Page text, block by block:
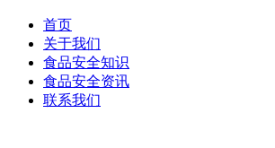
首页
关于我们
食品安全知识
食品安全资讯
联系我们